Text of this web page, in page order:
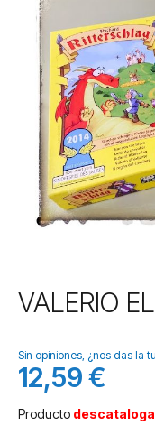
galería
imágenes
Saltar
al
de
la
galería
imágenes
VALERIO
Sin opiniones, ¿nos das la
12,59 €
Producto